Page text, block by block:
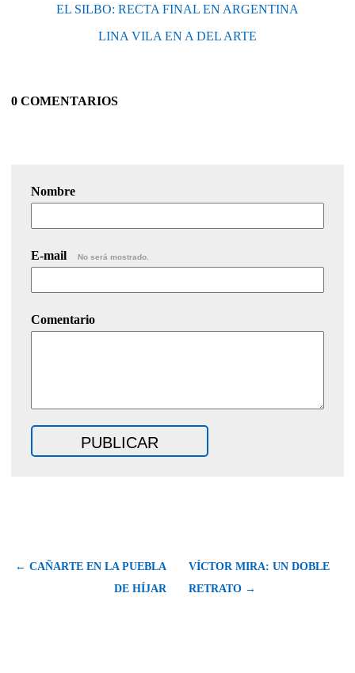
EL SILBO: RECTA FINAL EN ARGENTINA
LINA VILA EN A DEL ARTE
0 COMENTARIOS
Nombre
E-mail No será mostrado.
Comentario
← CAÑARTE EN LA PUEBLA
DE HÍJAR
VÍCTOR MIRA: UN DOBLE
RETRATO →